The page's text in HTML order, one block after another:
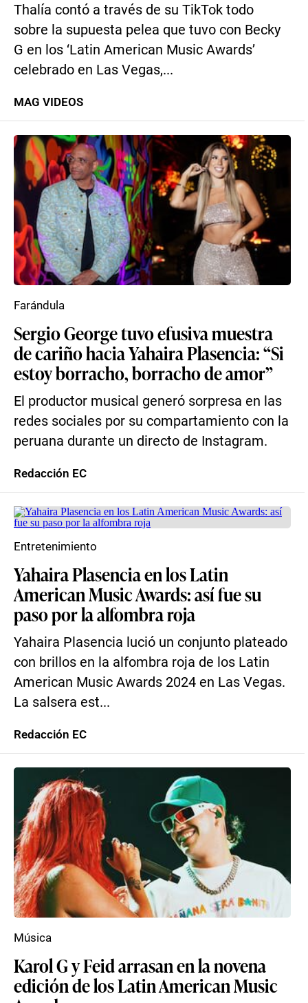
Thalía contó a través de su TikTok todo
sobre la supuesta pelea que tuvo con Becky
G en los ‘Latin American Music Awards’
celebrado en Las Vegas,...
MAG VIDEOS
Sergio George tuvo efusiva muestra
de cariño hacia Yahaira Plasencia: “Si
estoy borracho, borracho de amor”
El productor musical generó sorpresa en las
redes sociales por su compartamiento con la
peruana durante un directo de Instagram.
Farándula
Redacción EC
Yahaira Plasencia en los Latin
American Music Awards: así fue su
paso por la alfombra roja
Yahaira Plasencia lució un conjunto plateado
con brillos en la alfombra roja de los Latin
American Music Awards 2024 en Las Vegas.
La salsera est...
Entretenimiento
Redacción EC
Karol G y Feid arrasan en la novena
edición de los Latin American Music
Música